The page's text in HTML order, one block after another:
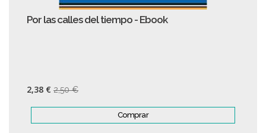
Por las calles del tiempo - Ebook
2,38 € 2,50 €
Comprar